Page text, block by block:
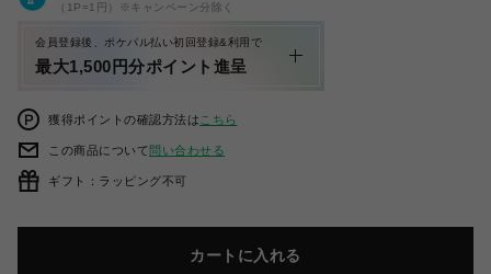
（1P=1円）※キャンペーン分除く
会員登録後、ポケパル払い初回登録&利用で
最大1,500円分ポイント進呈
獲得ポイントの確認方法は こちら
この商品について問い合わせる
ギフト：ラッピング不可
カートに入れる